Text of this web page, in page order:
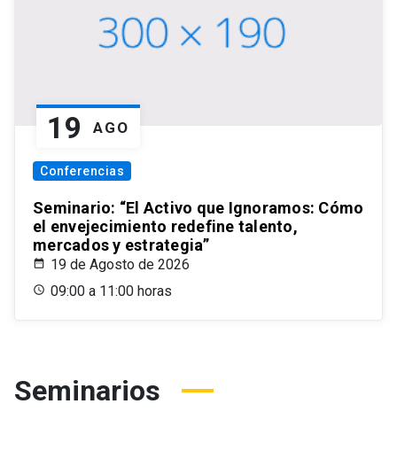
19 AGO
Conferencias
Seminario: “El Activo que Ignoramos: Cómo
el envejecimiento redefine talento,
mercados y estrategia”
19 de Agosto de 2026
09:00 a 11:00 horas
Seminarios